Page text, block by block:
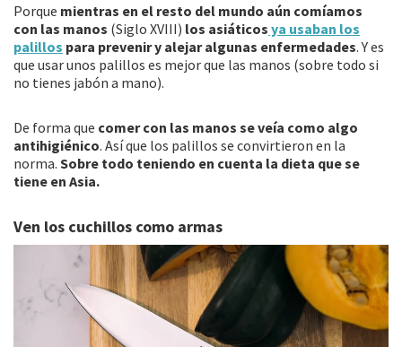
Porque mientras en el resto del mundo aún comíamos
con las manos (Siglo XVIII) los asiáticos ya usaban los
palillos para prevenir y alejar algunas enfermedades. Y es
que usar unos palillos es mejor que las manos (sobre todo si
no tienes jabón a mano).
De forma que comer con las manos se veía como algo
antihigiénico. Así que los palillos se convirtieron en la
norma. Sobre todo teniendo en cuenta la dieta que se
tiene en Asia.
Ven los cuchillos como armas